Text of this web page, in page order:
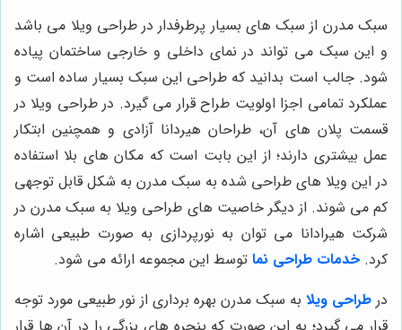
سبک مدرن از سبک های بسیار پرطرفدار در طراحی ویلا می باشد
و این سبک می تواند در نمای داخلی و خارجی ساختمان پیاده
شود. جالب است بدانید که طراحی این سبک بسیار ساده است و
عملکرد تمامی اجزا اولویت طراح قرار می گیرد. در طراحی ویلا در
قسمت پلان های آن، طراحان هیردانا آزادی و همچنین ابتکار
عمل بیشتری دارند؛ از این بابت است که مکان های بلا استفاده
در این ویلا های طراحی شده به سبک مدرن به شکل قابل توجهی
کم می شوند. از دیگر خاصیت های طراحی ویلا به سبک مدرن در
شرکت هیرادانا می توان به نورپردازی به صورت طبیعی اشاره
کرد. خدمات طراحی نما توسط این مجموعه ارائه می شود.
در طراحی ویلا به سبک مدرن بهره برداری از نور طبیعی مورد توجه